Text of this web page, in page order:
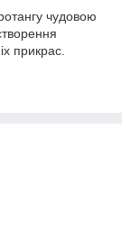
чудовою
прикрас.